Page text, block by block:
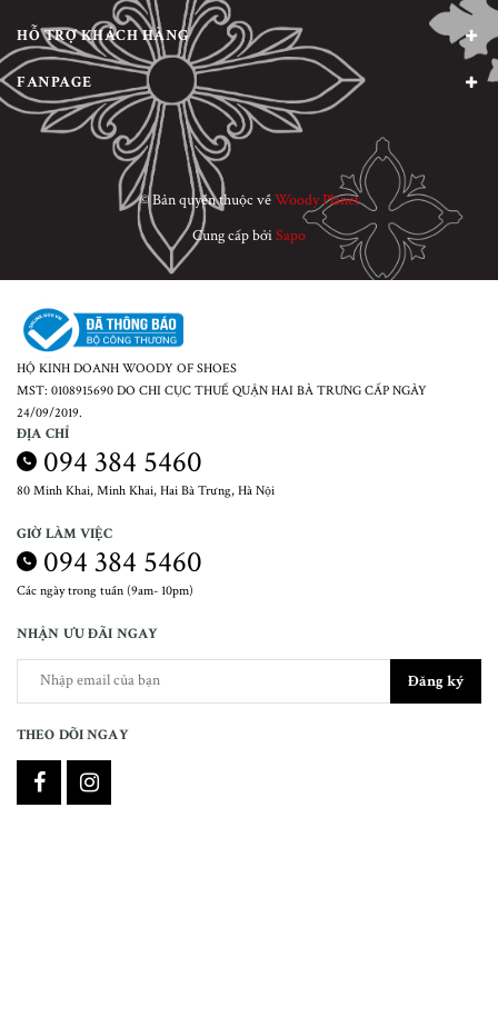
HỖ TRỢ KHÁCH HÀNG
FANPAGE
© Bản quyền thuộc vềWoody Planet
Cung cấp bởiSapo
HỘ KINH DOANH WOODY OF SHOES
MST: 0108915690 DO CHI CỤC THUẾ QUẬN HAI BÀ TRƯNG CẤP NGÀY
24/09/2019.
ĐỊA CHỈ
094 384 5460
80 Minh Khai, Minh Khai, Hai Bà Trưng, Hà Nội
GIỜ LÀM VIỆC
094 384 5460
Các ngày trong tuần (9am- 10pm)
NHẬN ƯU ĐÃI NGAY
Đăng ký
THEO DÕI NGAY